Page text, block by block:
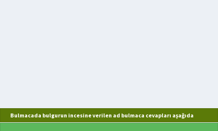
Bulmacada bulgurun incesine verilen ad bulmaca cevapları aşağıda